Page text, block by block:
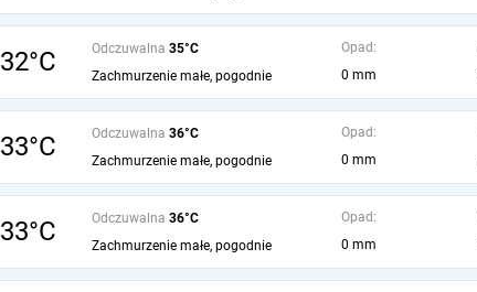
32°C Odczuwalna 35°C
Zachmurzenie małe, pogodnie
Opad:
0 mm
33°C Odczuwalna 36°C
Zachmurzenie małe, pogodnie
Opad:
0 mm
33°C Odczuwalna 36°C
Zachmurzenie małe, pogodnie
Opad:
0 mm